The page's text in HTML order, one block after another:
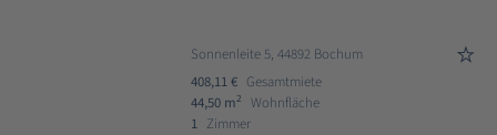
Sonnenleite 5, 44892 Bochum
408,11 € Gesamtmiete
44,50 m2
Wohnfläche
1 Zimmer